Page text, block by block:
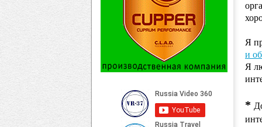
Я
и
Я
*